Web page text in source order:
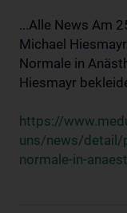
...Alle News Am
Michael
Normale in
Hiesmayr
https://
uns/news/detail/
normale-in-